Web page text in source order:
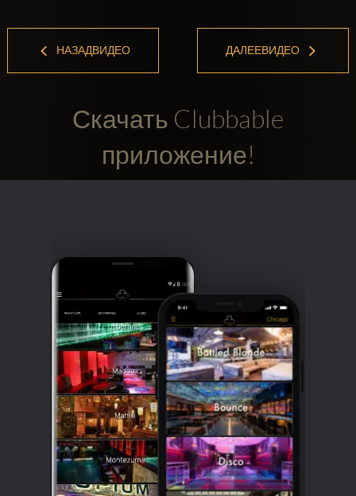
НАЗАДВИДЕО ДАЛЕЕВИДЕО
Скачать Clubbable
приложение!